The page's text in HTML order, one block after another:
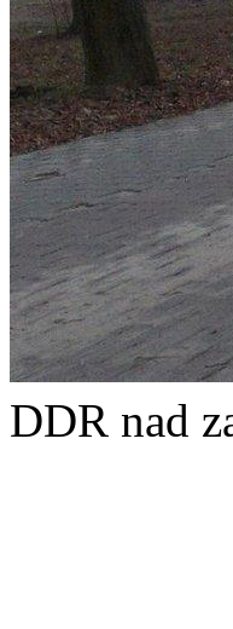
DDR nad